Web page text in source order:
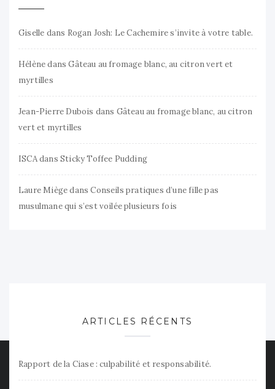
Giselle dans Rogan Josh: Le Cachemire s’invite à votre table.
HélènedansGâteau au fromage blanc, au citron vert et
myrtilles
Jean-Pierre Dubois dans Gâteau au fromage blanc, au citron
vert et myrtilles
ISCAdans Sticky Toffee Pudding
Laure MiègedansConseils pratiques d’une fille pas
musulmane qui s’est voilée plusieurs fois
ARTICLES RÉCENTS
Rapport de la Ciase : culpabilité et responsabilité.